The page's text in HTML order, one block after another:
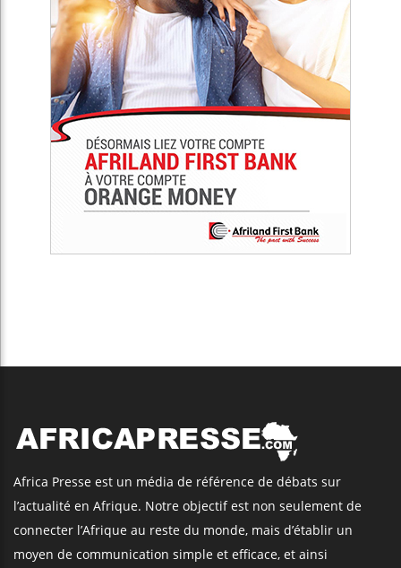
Africa Presse est un média de référence de débats sur
l’actualité en Afrique. Notre objectif est non seulement de
connecter l’Afrique au reste du monde, mais d’établir un
moyen de communication simple et efficace, et ainsi